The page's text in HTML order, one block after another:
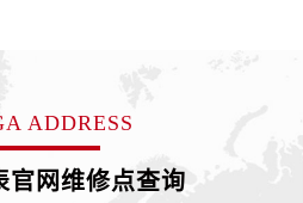
ADDRESS
官网维修点查询